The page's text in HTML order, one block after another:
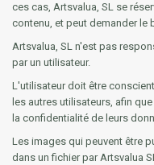
ces cas, Artsvalua, SL se
contenu, et peut demander le
Artsvalua, SL n'est pas
par un utilisateur.
L'utilisateur doit être
les autres utilisateurs, afin
la confidentialité de leurs
Les images qui peuvent être
dans un fichier par Artsvalua